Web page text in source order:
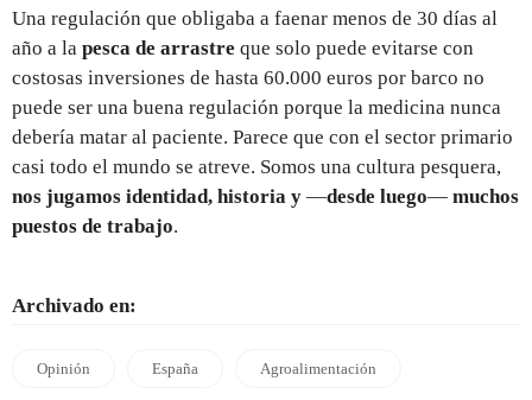
Una regulación que obligaba a faenar menos de 30 días al
año a la pesca de arrastre que solo puede evitarse con
costosas inversiones de hasta 60.000 euros por barco no
puede ser una buena regulación porque la medicina nunca
debería matar al paciente. Parece que con el sector primario
casi todo el mundo se atreve. Somos una cultura pesquera,
nos jugamos identidad, historia y —desde luego— muchos
puestos de trabajo.
Archivado en:
Opinión España Agroalimentación